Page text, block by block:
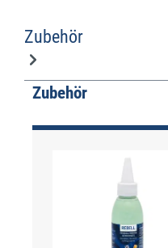
Zubehör
Produktgalerie überspringen
Zubehör